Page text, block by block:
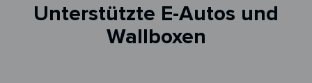
Unterstützte E-Autos und
Wallboxen